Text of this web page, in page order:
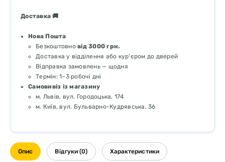
Доставка 🚚
Нова Пошта
Безкоштовно від 3000 грн.
Доставка у відділення або кур'єром до дверей
Відправка замовлень — щодня
Термін: 1–3 робочі дні
Самовивіз із магазину
м. Львів, вул. Городоцька, 174
м. Київ, вул. Бульварно-Кудрявська, 36
Опис Відгуки (0) Характеристики